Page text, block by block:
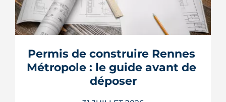
Les taux de crédit se sont stabilisés cet
été, mais au-dessus de leur niveau du
printemps. À Rennes, la hausse des prix
resserrent le budget des acheteurs à la
rentrée 2026.
LIRE L'ARTICLE
Permis de construire Rennes
Métropole : le guide avant de
déposer